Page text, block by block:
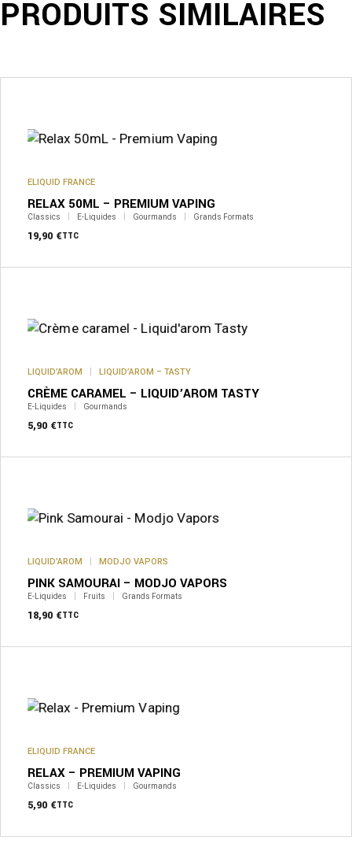
PRODUITS SIMILAIRES
ELIQUID FRANCE
RELAX 50ML – PREMIUM VAPING
Classics E-Liquides Gourmands Grands Formats
19,90 €TTC
LIQUID’AROM LIQUID’AROM – TASTY
CRÈME CARAMEL – LIQUID’AROM TASTY
E-Liquides Gourmands
5,90 €TTC
variations.
peuvent
choisies
produit
LIQUID’AROM MODJO VAPORS
PINK SAMOURAI – MODJO VAPORS
E-Liquides Fruits Grands Formats
18,90 €TTC
ELIQUID FRANCE
RELAX – PREMIUM VAPING
Classics E-Liquides Gourmands
5,90 €TTC
variations.
peuvent
choisies
produit